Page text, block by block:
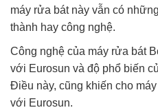
máy rửa bát này vẫn có
thành hay công nghệ.
Công nghệ của máy rửa bát
với Eurosun và độ phổ biến
Điều này, cũng khiến cho
với Eurosun.